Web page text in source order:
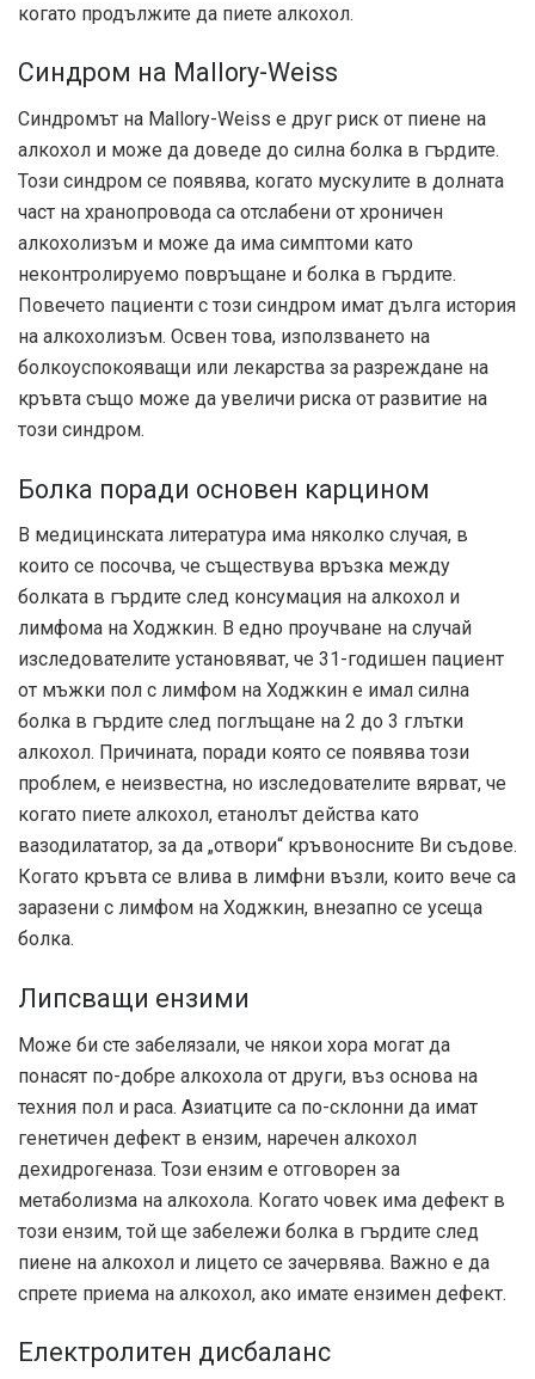
когато продължите да пиете алкохол.
Синдром на Mallory-Weiss
Синдромът на Mallory-Weiss е друг риск от пиене на
алкохол и може да доведе до силна болка в гърдите.
Този синдром се появява, когато мускулите в долната
част на хранопровода са отслабени от хроничен
алкохолизъм и може да има симптоми като
неконтролируемо повръщане и болка в гърдите.
Повечето пациенти с този синдром имат дълга история
на алкохолизъм. Освен това, използването на
болкоуспокояващи или лекарства за разреждане на
кръвта също може да увеличи риска от развитие на
този синдром.
Болка поради основен карцином
В медицинската литература има няколко случая, в
които се посочва, че съществува връзка между
болката в гърдите след консумация на алкохол и
лимфома на Ходжкин. В едно проучване на случай
изследователите установяват, че 31-годишен пациент
от мъжки пол с лимфом на Ходжкин е имал силна
болка в гърдите след поглъщане на 2 до 3 глътки
алкохол. Причината, поради която се появява този
проблем, е неизвестна, но изследователите вярват, че
когато пиете алкохол, етанолът действа като
вазодилататор, за да „отвори“ кръвоносните Ви съдове.
Когато кръвта се влива в лимфни възли, които вече са
заразени с лимфом на Ходжкин, внезапно се усеща
болка.
Липсващи ензими
Може би сте забелязали, че някои хора могат да
понасят по-добре алкохола от други, въз основа на
техния пол и раса. Азиатците са по-склонни да имат
генетичен дефект в ензим, наречен алкохол
дехидрогеназа. Този ензим е отговорен за
метаболизма на алкохола. Когато човек има дефект в
този ензим, той ще забележи болка в гърдите след
пиене на алкохол и лицето се зачервява. Важно е да
спрете приема на алкохол, ако имате ензимен дефект.
Електролитен дисбаланс